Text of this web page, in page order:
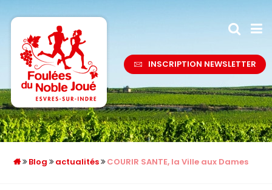
INSCRIPTION NEWSLETTER
Blog actualités COURIR SANTE, la Ville aux Dames